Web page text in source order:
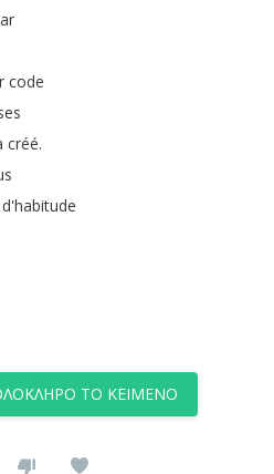
code
créé.
d'habitude
ΤΟ ΚΕΊΜΕΝΟ